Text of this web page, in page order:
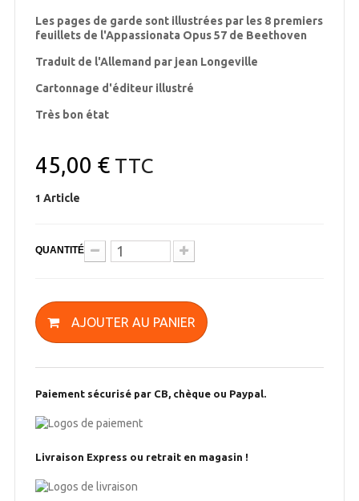
Les pages de garde sont illustrées par les 8 premiers
feuillets de l'Appassionata Opus 57 de Beethoven
Traduit de l'Allemand par jean Longeville
Cartonnage d'éditeur illustré
Très bon état
45,00 €TTC
1 Article
QUANTITÉ
AJOUTER AU PANIER
Paiement sécurisé par CB, chèque ou Paypal.
Livraison Express ou retrait en magasin !